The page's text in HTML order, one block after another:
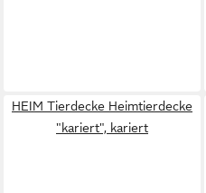
HEIM Tierdecke Heimtierdecke
"kariert", kariert